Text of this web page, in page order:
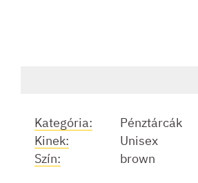
Kategória:
Pénztárcák
Kinek:
Unisex
Szín:
brown